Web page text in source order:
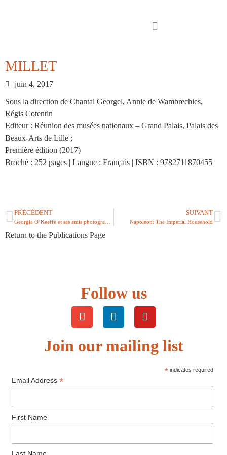
MILLET
juin 4, 2017
Sous la direction de Chantal Georgel, Annie de Wambrechies,
Régis Cotentin
Editeur : Réunion des musées nationaux – Grand Palais, Palais des
Beaux-Arts de Lille ;
Première édition (2017)
Broché : 252 pages | Langue : Français | ISBN : 9782711870455
PRÉCÉDENT SUIVANT
Napoleon: The Imperial Household
Return to the Publications Page
Follow us
Join our mailing list
* indicates required
Email Address *
First Name